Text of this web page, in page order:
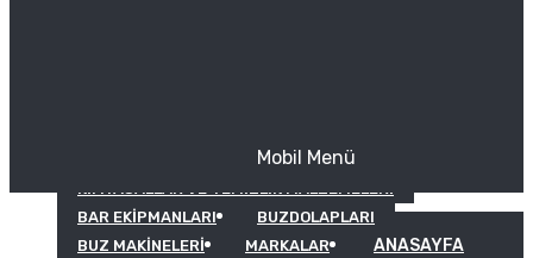
KIMYASALLAR VE TEMIZLIK MALZEMELERI
BAR EKIPMANLARI
BUZDOLAPLARI
BUZ MAKINELERI
MARKALAR
Mobil Menü
ANASAYFA